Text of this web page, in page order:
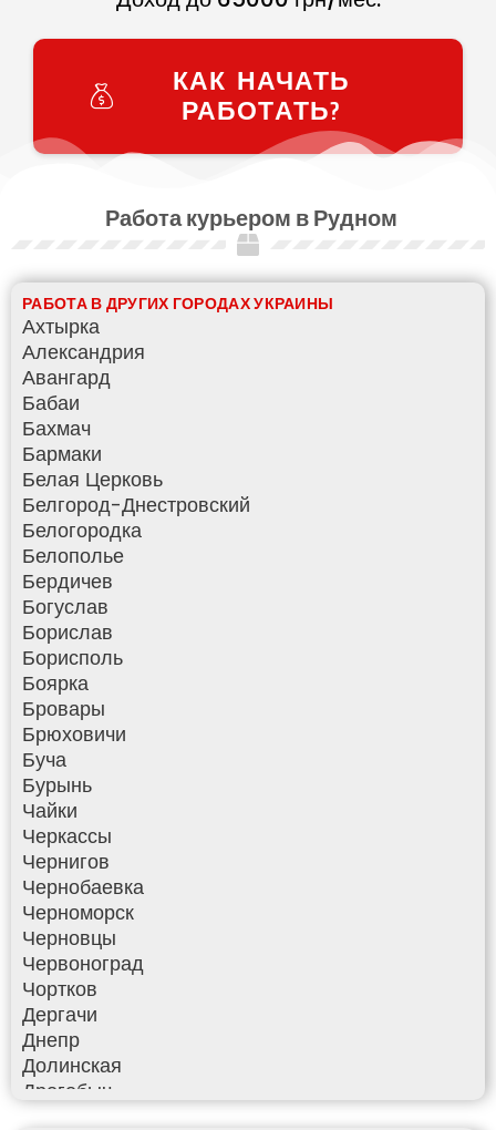
КАК НАЧАТЬ
РАБОТАТЬ?
Работа курьером в Рудном
РАБОТА В ДРУГИХ ГОРОДАХ УКРАИНЫ
Ахтырка
Александрия
Авангард
Бабаи
Бахмач
Бармаки
Белая Церковь
Белгород-Днестровский
Белогородка
Белополье
Бердичев
Богуслав
Борислав
Борисполь
Боярка
Бровары
Брюховичи
Буча
Бурынь
Чайки
Черкассы
Чернигов
Чернобаевка
Черноморск
Черновцы
Червоноград
Чортков
Дергачи
Днепр
Долинская
Дрогобыч